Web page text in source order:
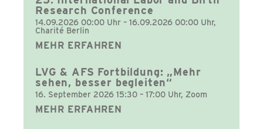
Research Conference
14.09.2026 00:00 Uhr – 16.09.2026 00:00 Uhr,
Charité Berlin
MEHR ERFAHREN
LVG & AFS Fortbildung: „Mehr
sehen, besser begleiten“
16. September 2026 15:30 – 17:00 Uhr, Zoom
MEHR ERFAHREN